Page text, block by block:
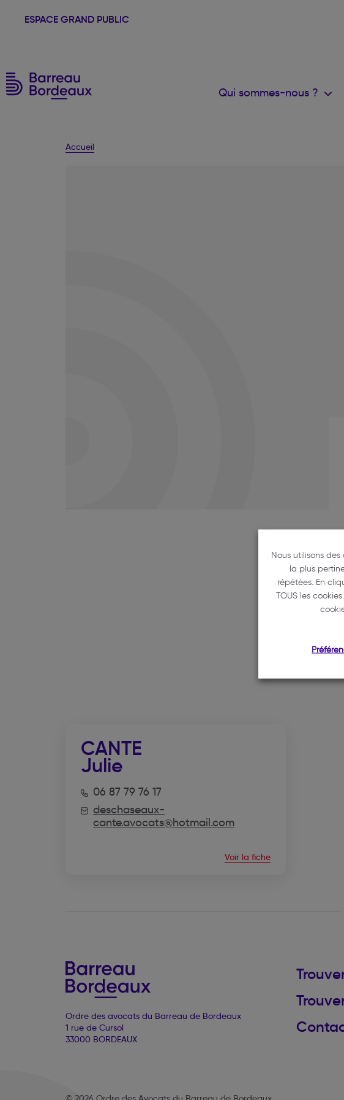
ESPACE GRAND PUBLIC
Qui sommes-nous ?
Accueil
CANTE
Julie
06 87 79 76 17
deschaseaux-
cante.avocats@hotmail.com
Voir la fiche
Ordre des avocats du Barreau de Bordeaux
1 rue de Cursol
33000 BORDEAUX
Nous utilisons
la plus
répétées. En
TOUS les